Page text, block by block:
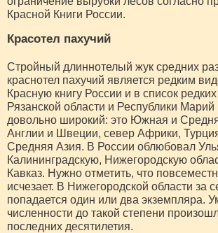
Красной Книги России.
Красотел пахучий
Стройный длиннотелый жук средних
краснотел пахучий является редким
Красную книгу России и в список
Рязанской области и Республики
довольно широкий: это Южная и
Англии и Швеции, север Африки,
Средняя Азия. В России облюбовал
Калининградскую, Нижегородскую
Кавказ. Нужно отметить, что
исчезает. В Нижегородской области за
попадается один или два экземпляра.
численности до такой степени
последних десятилетия.